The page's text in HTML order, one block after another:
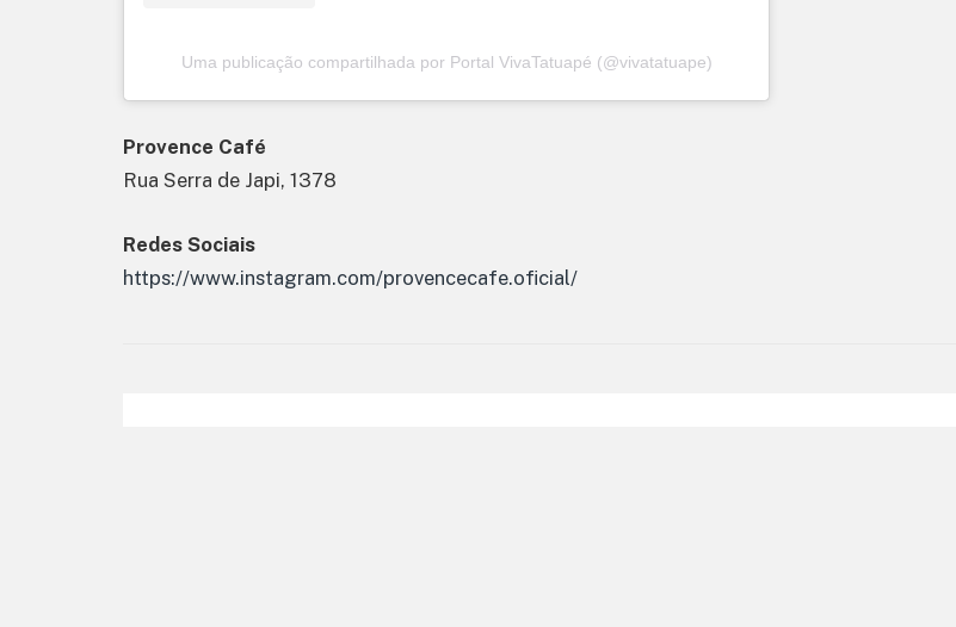
Uma publicação compartilhada por Portal VivaTatuapé (@vivatatuape)
Provence Café
Rua Serra de Japi, 1378
Redes Sociais
https://www.instagram.com/provencecafe.oficial/